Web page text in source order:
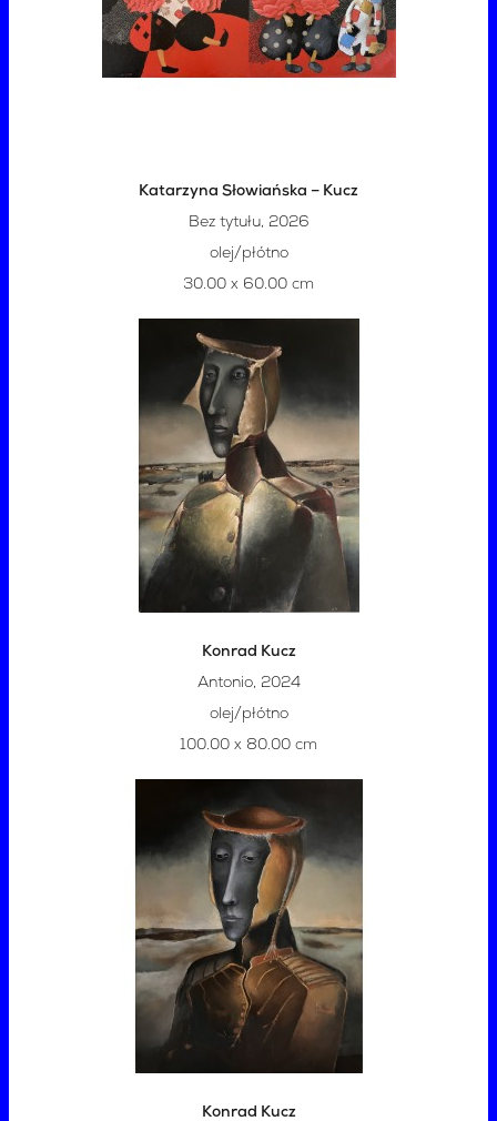
Katarzyna Słowiańska – Kucz
Bez tytułu, 2026
olej/płótno
30.00 x 60.00 cm
Konrad Kucz
Antonio, 2024
olej/płótno
100.00 x 80.00 cm
Konrad Kucz